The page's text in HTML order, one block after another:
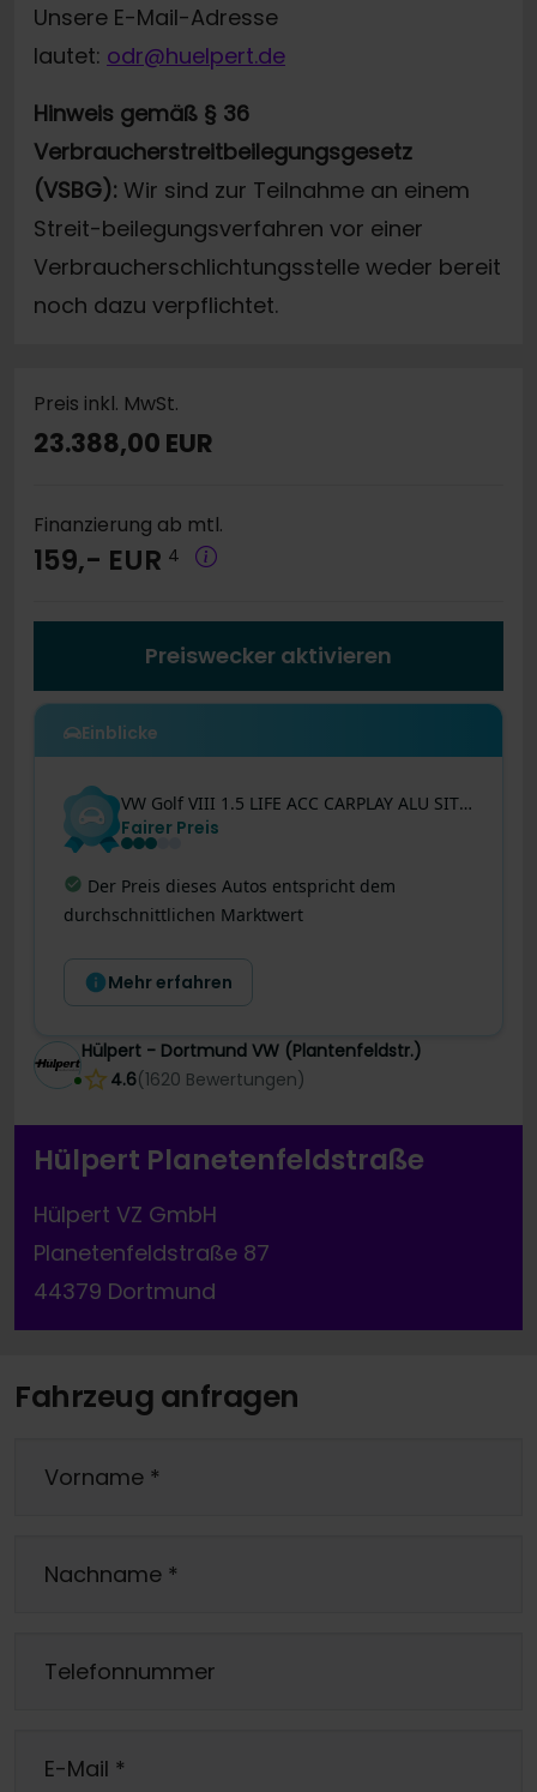
Unsere E-Mail-Adresse
lautet: odr@huelpert.de
Hinweis gemäß § 36
Verbraucherstreitbeilegungsgesetz
(VSBG): Wir sind zur Teilnahme an einem
Streit-beilegungsverfahren vor einer
Verbraucherschlichtungsstelle weder bereit
noch dazu verpflichtet.
Preis inkl. MwSt.
23.388,00 EUR
Finanzierung ab mtl.
159,- EUR 4
Preiswecker aktivieren
Einblicke
VW Golf VIII 1.5 LIFE ACC CARPLAY ALU SITZHEIZUNG
Fairer Preis
Letzte Preisänderung: Dieses Angebot wurde
gerade noch besser! Der Preis wurde vor 7 Tagen
Mehr erfahren
Hülpert - Dortmund VW (Plantenfeldstr.)
4.6(1620 Bewertungen)
Hülpert Planetenfeldstraße
Hülpert VZ GmbH
Planetenfeldstraße 87
44379 Dortmund
Fahrzeug anfragen
Vorname *
Nachname *
Telefonnummer
E-Mail *